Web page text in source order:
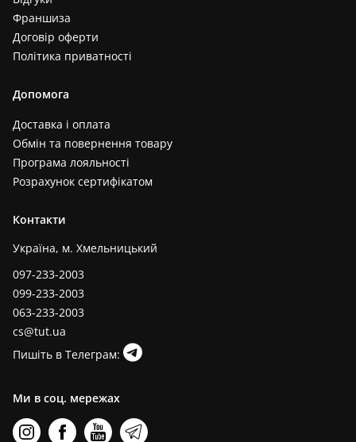
Франшиза
Договір оферти
Політика приватності
Допомога
Доставка і оплата
Обмін та повернення товару
Програма лояльності
Розрахунок сертифікатом
Контакти
Україна, м. Хмельницький
097-233-2003
099-233-2003
063-233-2003
cs@tut.ua
Пишіть в Телеграм:
Ми в соц. мережах